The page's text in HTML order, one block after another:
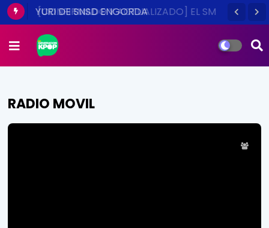
[CONFIRMADO Y ACTUALIZADO] EL SM
2014
RADIO MOVIL